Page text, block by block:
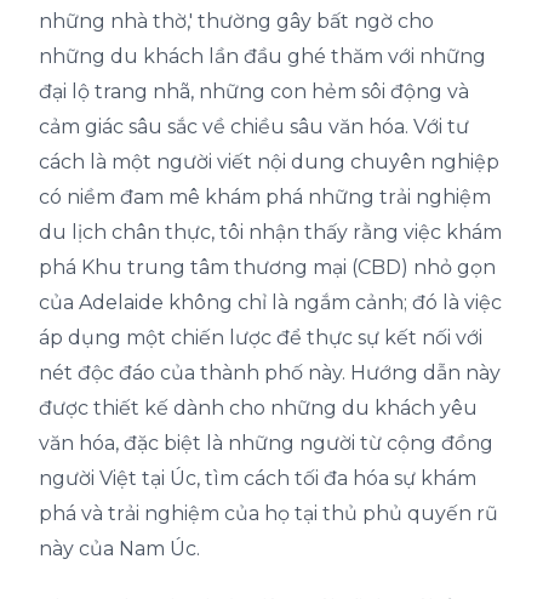
những nhà thờ,' thường gây bất ngờ cho
những du khách lần đầu ghé thăm với những
đại lộ trang nhã, những con hẻm sôi động và
cảm giác sâu sắc về chiều sâu văn hóa. Với tư
cách là một người viết nội dung chuyên nghiệp
có niềm đam mê khám phá những trải nghiệm
du lịch chân thực, tôi nhận thấy rằng việc khám
phá Khu trung tâm thương mại (CBD) nhỏ gọn
của Adelaide không chỉ là ngắm cảnh; đó là việc
áp dụng một chiến lược để thực sự kết nối với
nét độc đáo của thành phố này. Hướng dẫn này
được thiết kế dành cho những du khách yêu
văn hóa, đặc biệt là những người từ cộng đồng
người Việt tại Úc, tìm cách tối đa hóa sự khám
phá và trải nghiệm của họ tại thủ phủ quyến rũ
này của Nam Úc.